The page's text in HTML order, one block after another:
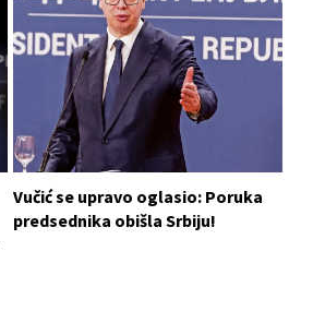
Vučić se upravo oglasio: Poruka
predsednika obišla Srbiju!